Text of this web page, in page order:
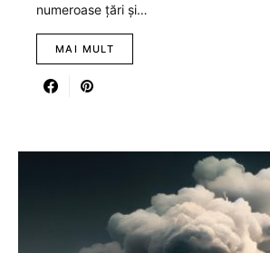
numeroase țări și…
MAI MULT